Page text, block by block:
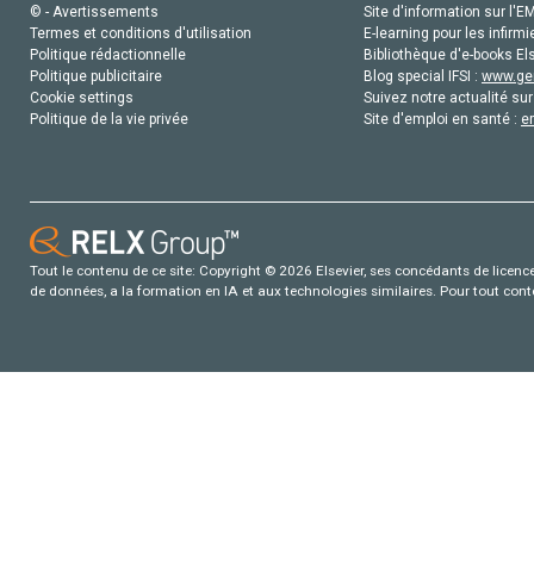
© - Avertissements
Termes et conditions d'utilisation
Politique rédactionnelle
Politique publicitaire
Cookie settings
Politique de la vie privée
Site d'information sur
E-learning pour les
Bibliothèque d'e-books
Blog special IFSI :
Suivez notre actualité
Site d'emploi en santé :
Tout le contenu de ce site: Copyright © 2026 Elsevier, ses concédants de
de données, a la formation en IA et aux technologies similaires. Pour tout